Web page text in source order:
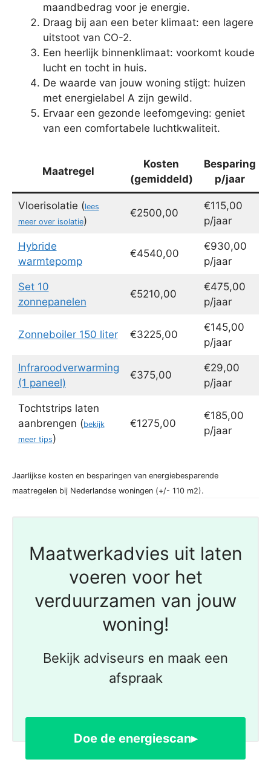
maandbedrag voor je energie.
Draag bij aan een beter klimaat: een lagere
uitstoot van CO-2.
Een heerlijk binnenklimaat: voorkomt koude
lucht en tocht in huis.
De waarde van jouw woning stijgt: huizen
met energielabel A zijn gewild.
Ervaar een gezonde leefomgeving: geniet
van een comfortabele luchtkwaliteit.
Maatregel
Kosten
(gemiddeld)
Besparing
p/jaar
Vloerisolatie (lees
meer over isolatie)
€2500,00
€115,00
p/jaar
Hybride
warmtepomp
€4540,00
€930,00
p/jaar
Set 10
zonnepanelen
€5210,00
€475,00
p/jaar
Zonneboiler 150 liter €3225,00
€145,00
p/jaar
Infraroodverwarming
(1 paneel)
€375,00
€29,00
p/jaar
Tochtstrips laten
aanbrengen (bekijk
meer tips)
€1275,00
€185,00
p/jaar
Jaarlijkse kosten en besparingen van energiebesparende
maatregelen bij Nederlandse woningen (+/- 110 m2).
Maatwerkadvies uit laten
voeren voor het
verduurzamen van jouw
woning!
Bekijk adviseurs en maak een
afspraak
Doe de energiescan▸